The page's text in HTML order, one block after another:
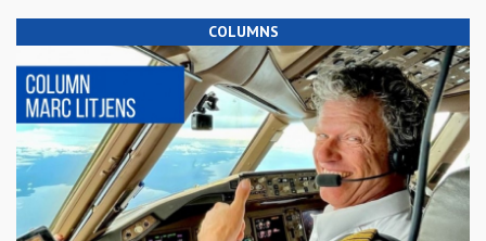
COLUMNS